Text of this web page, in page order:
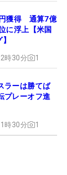
獲得 通算7億
に浮上【米国
時30分 1
ラーは勝てば
レーオフ進
時30分 1